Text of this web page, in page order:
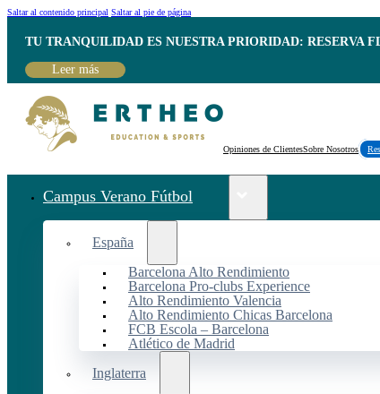
Saltar al contenido principal Saltar al pie de página
TU TRANQUILIDAD ES NUESTRA PRIORIDAD: RESERVA
Leer más
Opiniones de ClientesSobre Nosotros
Campus Verano Fútbol
España
Barcelona Alto Rendimiento
Barcelona Pro-clubs Experience
Alto Rendimiento Valencia
Alto Rendimiento Chicas Barcelona
FCB Escola – Barcelona
Atlético de Madrid
Inglaterra